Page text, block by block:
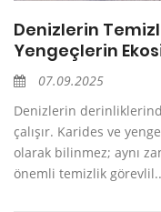
Denizlerin
Yengeçlerin
07.09.2025
Denizlerin
çalışır. Karides ve
olarak bilinmez; aynı
önemli temizlik